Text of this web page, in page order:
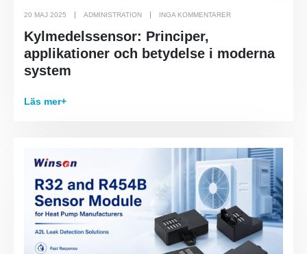
20 MAJ 2025 ADMINISTRATION INGA KOMMENTARER
Kylmedelssensor: Principer,
applikationer och betydelse i moderna
system
Läs mer+
Följ oss
Winsen. © 2026. Alla rättigheter reserverade
Sekretesspolicy